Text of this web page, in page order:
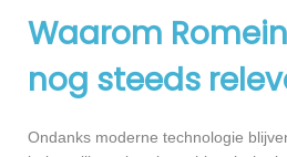
Waarom
nog steeds
Ondanks moderne technologie